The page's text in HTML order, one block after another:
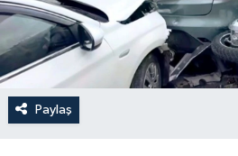
Paylaş